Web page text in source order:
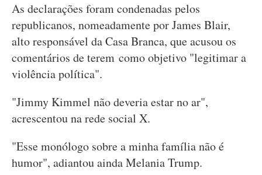
As declarações foram condenadas pelos
republicanos, nomeadamente por James Blair,
alto responsável da Casa Branca, que acusou os
comentários de terem como objetivo "legitimar a
violência política".
"Jimmy Kimmel não deveria estar no ar",
acrescentou na rede social X.
"Esse monólogo sobre a minha família não é
humor", adiantou ainda Melania Trump.